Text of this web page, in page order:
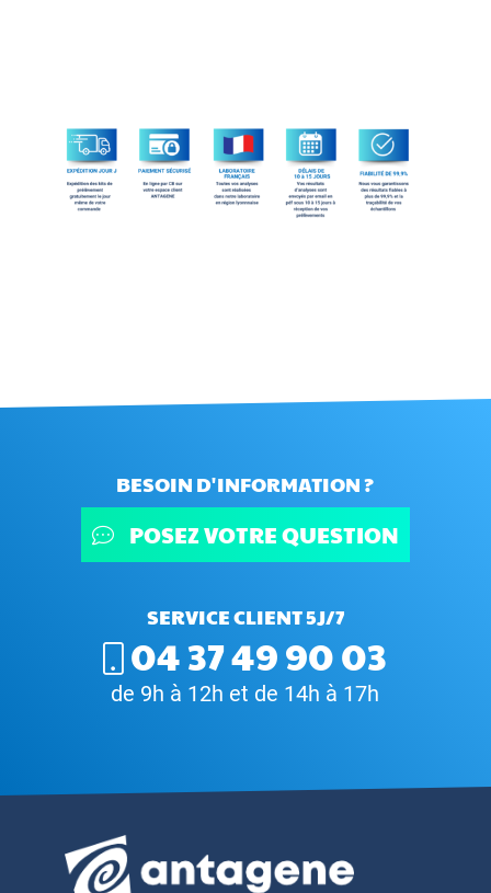
BESOIN D'INFORMATION ?
POSEZ VOTRE QUESTION
SERVICE CLIENT 5J/7
04 37 49 90 03
de 9h à 12h et de 14h à 17h